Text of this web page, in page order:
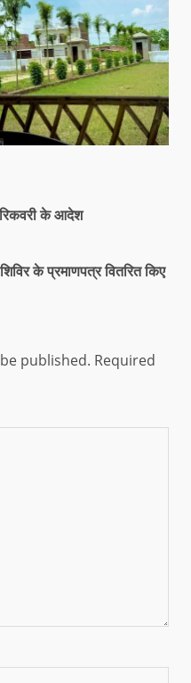
के आदेश
के प्रमाणपत्र वितरित किए
published. Required